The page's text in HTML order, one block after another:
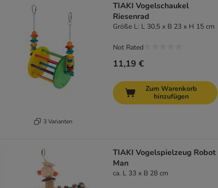
3 Varianten
TIAKI Vogelschaukel
Riesenrad
Größe L: L 30,5 x B 23 x H 15 cm
11,19 €
Not Rated
Zum Warenkorb
hinzufügen
TIAKI Vogelspielzeug Robot
Man
ca. L 33 x B 28 cm